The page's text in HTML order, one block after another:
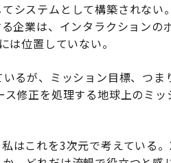
システムとして構築されない
企業は、インタラクションの
位置していない。
るが、ミッション目標、つ
修正を処理する地球上のミ
はこれを3次元で考えている